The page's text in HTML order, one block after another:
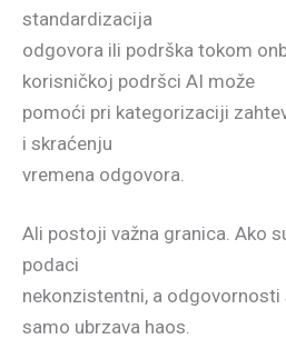
standardizacija
odgovora ili podrška tokom
korisničkoj podršci AI može
pomoći pri kategorizaciji
i skraćenju
vremena odgovora.
Ali postoji važna granica. Ako
podaci
nekonzistentni, a odgovornosti
samo ubrzava haos.